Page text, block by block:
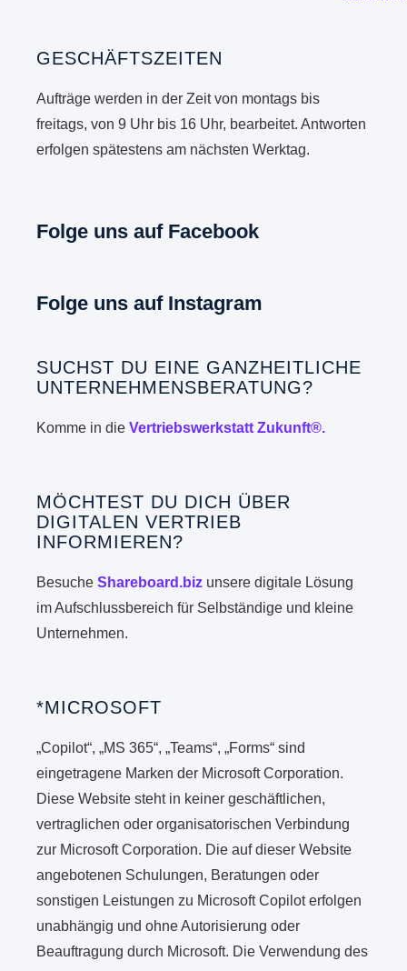
GESCHÄFTSZEITEN
Aufträge werden in der Zeit von montags bis
freitags, von 9 Uhr bis 16 Uhr, bearbeitet. Antworten
erfolgen spätestens am nächsten Werktag.
Folge uns auf Facebook
Folge uns auf Instagram
SUCHST DU EINE GANZHEITLICHE
UNTERNEHMENSBERATUNG?
Komme in dieVertriebswerkstatt Zukunft®.
MÖCHTEST DU DICH ÜBER
DIGITALEN VERTRIEB
INFORMIEREN?
BesucheShareboard.biz unsere digitale Lösung
im Aufschlussbereich für Selbständige und kleine
Unternehmen.
*MICROSOFT
„Copilot“, „MS 365“, „Teams“, „Forms“ sind
eingetragene Marken der Microsoft Corporation.
Diese Website steht in keiner geschäftlichen,
vertraglichen oder organisatorischen Verbindung
zur Microsoft Corporation. Die auf dieser Website
angebotenen Schulungen, Beratungen oder
sonstigen Leistungen zu Microsoft Copilot erfolgen
unabhängig und ohne Autorisierung oder
Beauftragung durch Microsoft. Die Verwendung des